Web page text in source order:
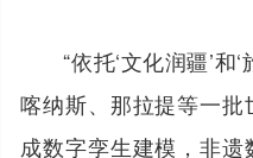
“依托‘文化润疆’和
喀纳斯、那拉提等一
成数字孪生建模，非